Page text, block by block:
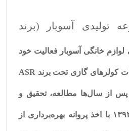
تولیدی آسوبار (برند
خانگی آسوبار فعالیت خود
کولرهای گازی تحت برند ASR
پس از سال‌ها مطالعه، تحقیق و
با اخذ پروانه بهره‌برداری از